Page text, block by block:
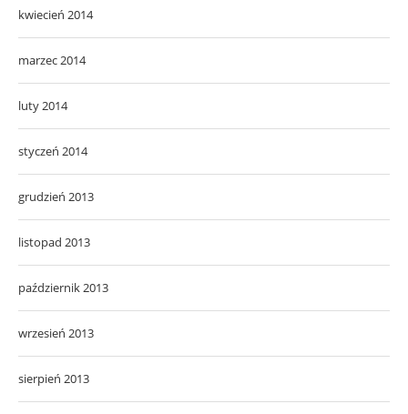
kwiecień 2014
marzec 2014
luty 2014
styczeń 2014
grudzień 2013
listopad 2013
październik 2013
wrzesień 2013
sierpień 2013